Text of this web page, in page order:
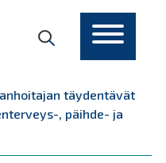
täydentävät
, päihde- ja